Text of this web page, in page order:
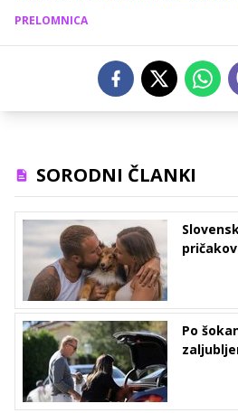
PRELOMNICA
SORODNI ČLANKI
Po